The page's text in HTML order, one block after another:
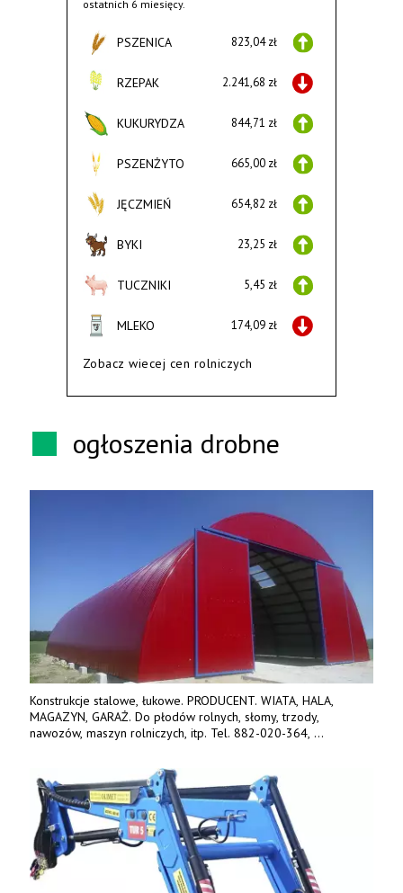
ostatnich 6 miesięcy.
PSZENICA 823,04 zł
RZEPAK 2.241,68 zł
KUKURYDZA 844,71 zł
PSZENŻYTO 665,00 zł
JĘCZMIEŃ 654,82 zł
BYKI 23,25 zł
TUCZNIKI 5,45 zł
MLEKO 174,09 zł
Zobacz wiecej cen rolniczych
ogłoszenia drobne
Konstrukcje stalowe, łukowe. PRODUCENT. WIATA, HALA,
MAGAZYN, GARAŻ. Do płodów rolnych, słomy, trzody,
nawozów, maszyn rolniczych, itp. Tel. 882-020-364,